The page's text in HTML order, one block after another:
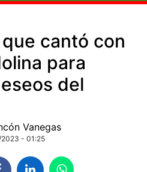
cantó con
para
del
Vanegas
2023 - 01:25